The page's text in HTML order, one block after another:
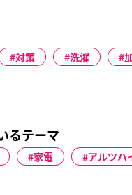
参加し、計30曲を披露し
が、残念なが
対策 洗濯
るテーマ
家電 アルツハ